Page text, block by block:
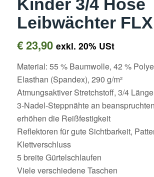
Kinder 3/4 Hose
Leibwächter
€23,90 exkl. 20% USt
Material: 55 % Baumwolle, 42 %
Elasthan (Spandex), 290 g/m²
Atmungsaktiver Stretchstoff, 3/4 Länge
3-Nadel-Steppnähte an
erhöhen die Reißfestigkeit
Reflektoren für gute Sichtbarkeit,
Klettverschluss
5 breite Gürtelschlaufen
Viele verschiedene Taschen